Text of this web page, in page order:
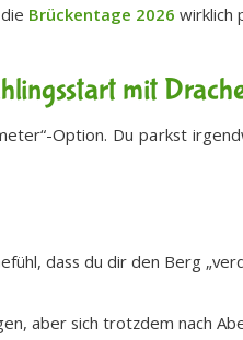
Brückentage 2026 wirklich
mit
Option. Du parkst
dass du dir den Berg
aber sich trotzdem nach